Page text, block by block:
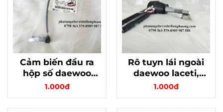
Cảm biến đầu ra
hộp số daewoo
laceti, cruze - hàng
xịn chính hãng mã
24253027
1.000đ
Rô tuyn lái ngoài
daewoo laceti,
cruze - chính hãng,
ổn định cho xe
1.000đ